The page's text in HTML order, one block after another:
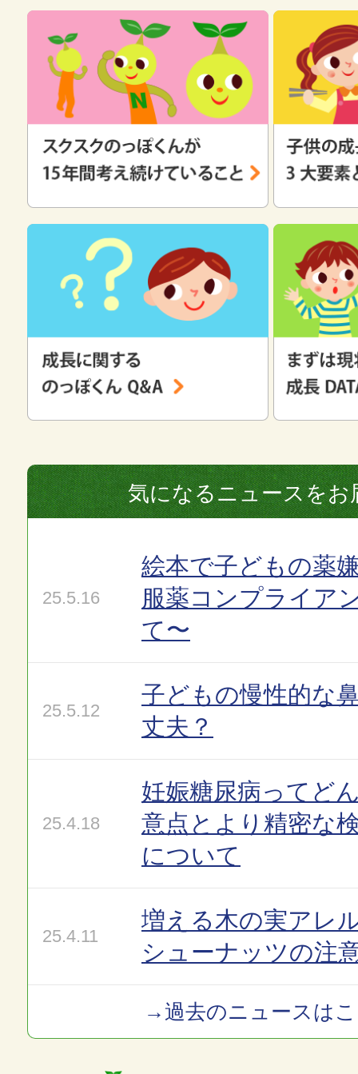
気になるニュースをお
25.5.16
絵本で子どもの薬
服薬コンプライア
て〜
25.5.12
子どもの慢性的な
丈夫？
25.4.18
妊娠糖尿病ってど
意点とより精密な
について
25.4.11
増える木の実アレ
シューナッツの注
→過去のニュースは